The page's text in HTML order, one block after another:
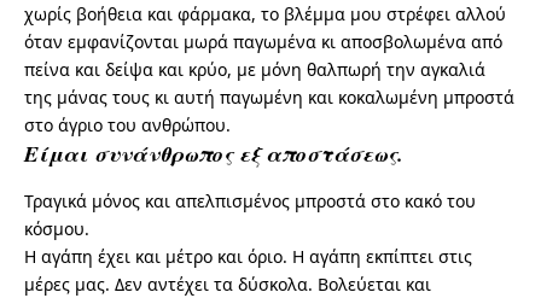
χωρίς βοήθεια και φάρμακα, το βλέμμα μου στρέφει αλλού
όταν εμφανίζονται μωρά παγωμένα κι αποσβολωμένα από
πείνα και δείψα και κρύο, με μόνη θαλπωρή την αγκαλιά
της μάνας τους κι αυτή παγωμένη και κοκαλωμένη μπροστά
στο άγριο του ανθρώπου.
Είμαι συνάνθρωπος εξ αποστάσεως.
Τραγικά μόνος και απελπισμένος μπροστά στο κακό του
κόσμου.
Η αγάπη έχει και μέτρο και όριο. Η αγάπη εκπίπτει στις
μέρες μας. Δεν αντέχει τα δύσκολα. Βολεύεται και